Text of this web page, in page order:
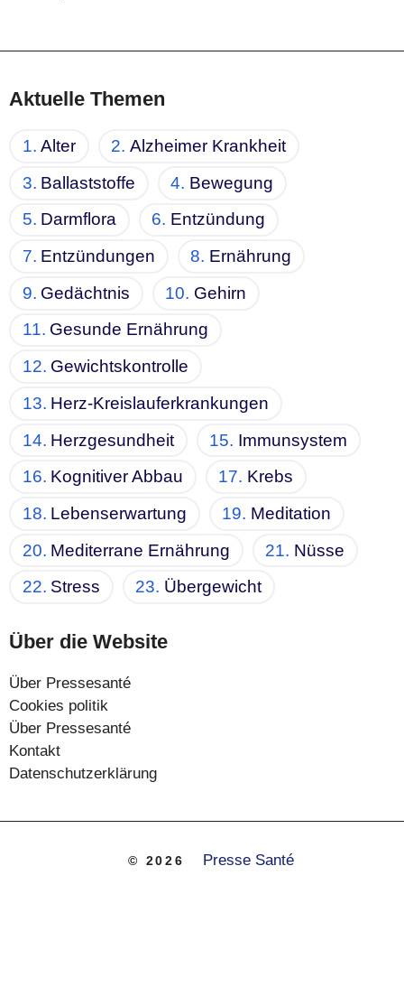
Aktuelle Themen
Alter
Alzheimer Krankheit
Ballaststoffe
Bewegung
Darmflora
Entzündung
Entzündungen
Ernährung
Gedächtnis
Gehirn
Gesunde Ernährung
Gewichtskontrolle
Herz-Kreislauferkrankungen
Herzgesundheit
Immunsystem
Kognitiver Abbau
Krebs
Lebenserwartung
Meditation
Mediterrane Ernährung
Nüsse
Stress
Übergewicht
Über die Website
Über Pressesanté
Cookies politik
Über Pressesanté
Kontakt
Datenschutzerklärung
© 2026 Presse Santé